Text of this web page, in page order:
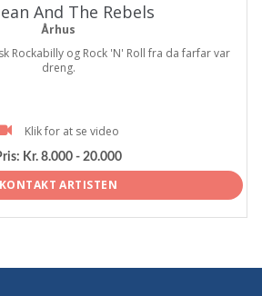
And The Rebels
Århus
Rockabilly og Rock 'N' Roll fra da farfar var
dreng.
Klik for at se video
Kr. 8.000 - 20.000
KONTAKT ARTISTEN